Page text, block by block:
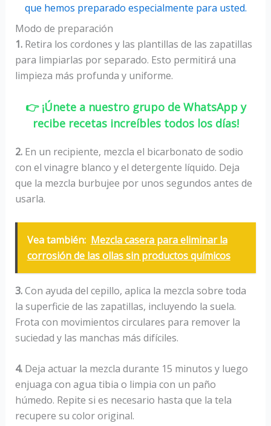
que hemos preparado especialmente para usted.
Modo de preparación
1.Retira los cordones y las plantillas de las zapatillas
para limpiarlas por separado. Esto permitirá una
limpieza más profunda y uniforme.
👉 ¡Únete a nuestro grupo de WhatsApp y
recibe recetas increíbles todos los días!
2.En un recipiente, mezcla el bicarbonato de sodio
con el vinagre blanco y el detergente líquido. Deja
que la mezcla burbujee por unos segundos antes de
usarla.
Vea también: Mezcla casera para eliminar la
corrosión de las ollas sin productos químicos
3.Con ayuda del cepillo, aplica la mezcla sobre toda
la superficie de las zapatillas, incluyendo la suela.
Frota con movimientos circulares para remover la
suciedad y las manchas más difíciles.
4.Deja actuar la mezcla durante 15 minutos y luego
enjuaga con agua tibia o limpia con un paño
húmedo. Repite si es necesario hasta que la tela
recupere su color original.